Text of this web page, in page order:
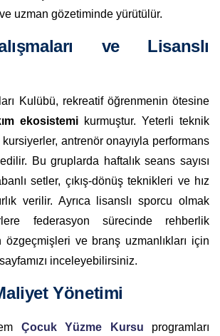
uzman gözetiminde yürütülür.
ve Lisanslı
Kulübü, rekreatif öğrenmenin ötesine
ekosistemi kurmuştur. Yeterli teknik
antrenör onayıyla performans
Bu gruplarda haftalık seans sayısı
setler, çıkış-dönüş teknikleri ve hız
verilir. Ayrıca lisanslı sporcu olmak
federasyon sürecinde rehberlik
özgeçmişleri ve branş uzmanlıkları için
sayfamızı inceleyebilirsiniz.
Yönetimi
Çocuk Yüzme Kursu programları